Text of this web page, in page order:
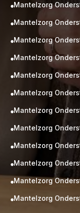
Gratis
Mantelzorg
Mantelzorg
Mantelzorg
Mantelzorg
Mantelzorg
Mantelzorg
Mantelzorg
Mantelzorg
Mantelzorg
Mantelzorg
Mantelzorg
Mantelzorg